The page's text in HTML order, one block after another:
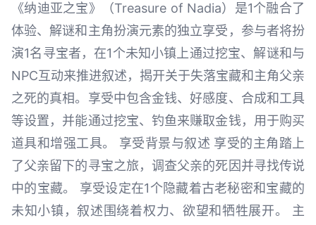
《纳迪亚之宝》（Treasure of Nadia）是1个融合了
体验、解谜和主角扮演元素的独立享受，参与者将扮
演1名寻宝者，在1个未知小镇上通过挖宝、解谜和与
NPC互动来推进叙述，揭开关于失落宝藏和主角父亲
之死的真相。享受中包含金钱、好感度、合成和工具
等设置，并能通过挖宝、钓鱼来赚取金钱，用于购买
道具和增强工具。 享受背景与叙述 享受的主角踏上
了父亲留下的寻宝之旅，调查父亲的死因并寻找传说
中的宝藏。 享受设定在1个隐藏着古老秘密和宝藏的
未知小镇，叙述围绕着权力、欲望和牺牲展开。 主